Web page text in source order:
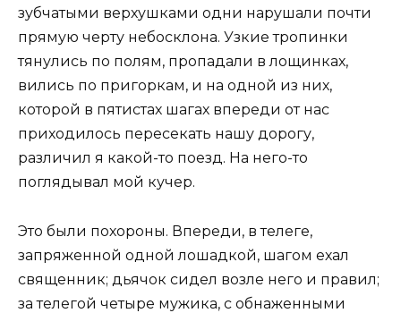
зубчатыми верхушками одни нарушали почти
прямую черту небосклона. Узкие тропинки
тянулись по полям, пропадали в лощинках,
вились по пригоркам, и на одной из них,
которой в пятистах шагах впереди от нас
приходилось пересекать нашу дорогу,
различил я какой-то поезд. На него-то
поглядывал мой кучер.
Это были похороны. Впереди, в телеге,
запряженной одной лошадкой, шагом ехал
священник; дьячок сидел возле него и правил;
за телегой четыре мужика, с обнаженными